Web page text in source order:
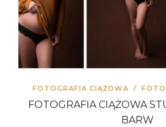
FOTOGRAFIA CIĄŻOWA /
FOTOGRAFIA CIĄŻOWA
BARW